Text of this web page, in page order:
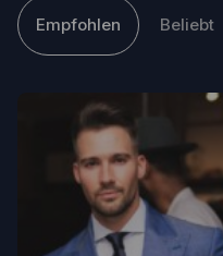
Empfohlen Beliebt